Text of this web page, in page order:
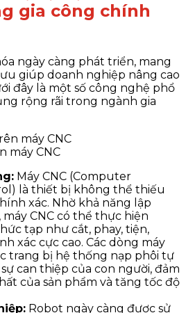
gia công chính
ngày càng phát triển, mang
ưu giúp doanh nghiệp nâng cao
đây là một số công nghệ phổ
rộng rãi trong ngành gia
máy CNC
Máy CNC (Computer
là thiết bị không thể thiếu
xác. Nhờ khả năng lập
CNC có thể thực hiện
tạp như cắt, phay, tiện,
xác cực cao. Các dòng máy
trang bị hệ thống nạp phôi tự
can thiệp của con người, đảm
của sản phẩm và tăng tốc độ
Robot ngày càng được sử